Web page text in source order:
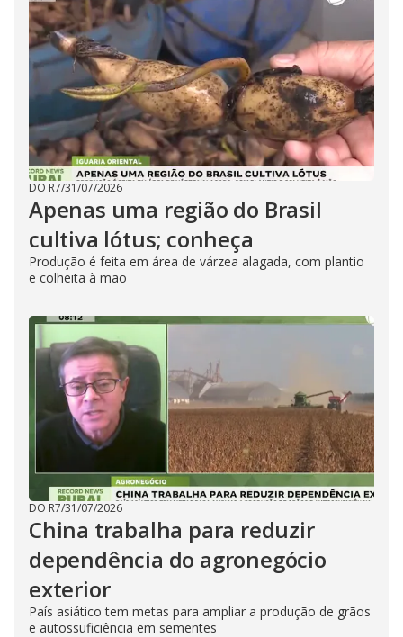
DO R7/31/07/2026
Apenas uma região do Brasil
cultiva lótus; conheça
Produção é feita em área de várzea alagada, com plantio
e colheita à mão
DO R7/31/07/2026
China trabalha para reduzir
dependência do agronegócio
exterior
País asiático tem metas para ampliar a produção de grãos
e autossuficiência em sementes